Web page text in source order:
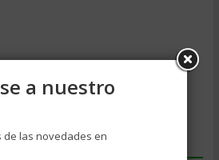
a nuestro
de las novedades en